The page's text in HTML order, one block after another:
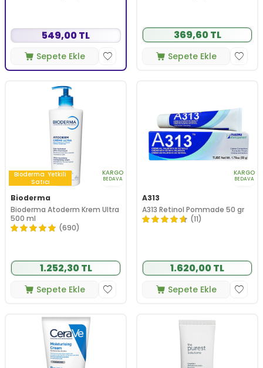
549,00 TL
Sepete Ekle
369,60 TL
Sepete Ekle
Bioderma Yetkili
Satıcı
KARGO
BEDAVA
Bioderma
Bioderma Atoderm Krem Ultra
500 ml
(690)
1.252,30 TL
Sepete Ekle
KARGO
BEDAVA
A313
A313 Retinol Pommade 50 gr
(11)
1.620,00 TL
Sepete Ekle